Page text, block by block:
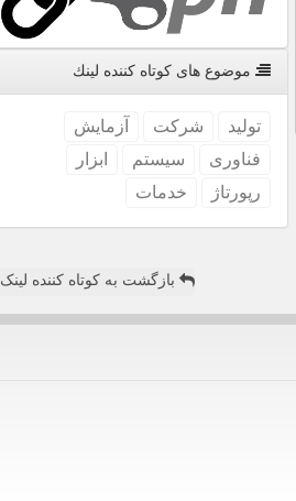
موضوع های كوتاه كننده لینك
تولید شركت
آزمایش
فناوری
سیستم
ابزار
رپورتاژ
خدمات
بازگشت به کوتاه کننده لینک